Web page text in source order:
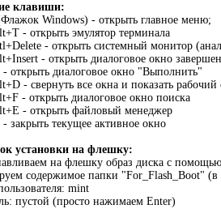
клавиши:
Windows) - открыть главное меню;
- открыть эмулятор терминала
- открыть системный монитор
- открыть диалоговое окно
открыть диалоговое окно "Выполнить"
- свернуть все окна и показать рабочий
- открыть диалоговое окно поиска
- открыть файловый менеджер
закрыть текущее активное окно
установки на флешку:
на флешку образ диска с
содержимое папки "For_Flash_Boot"
mint
пустой (просто нажимаем Enter)